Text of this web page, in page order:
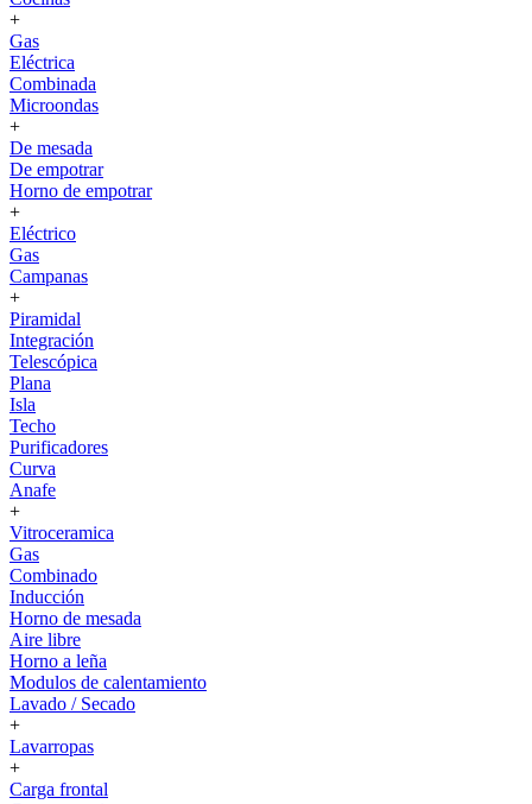
+
Gas
Eléctrica
Combinada
Microondas
+
De mesada
De empotrar
Horno de empotrar
+
Eléctrico
Gas
Campanas
+
Piramidal
Integración
Telescópica
Plana
Isla
Techo
Purificadores
Curva
Anafe
+
Vitroceramica
Gas
Combinado
Inducción
Horno de mesada
Aire libre
Horno a leña
Modulos de calentamiento
Lavado / Secado
+
Lavarropas
+
Carga frontal